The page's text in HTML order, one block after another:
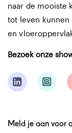
naar de mooiste
tot leven
en
Bezoek onze
Meld je aan voor